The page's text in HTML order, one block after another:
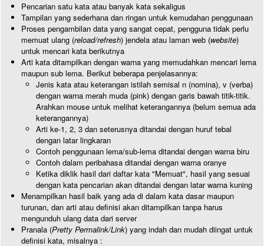
Pencarian satu kata atau banyak kata sekaligus
Tampilan yang sederhana dan ringan untuk kemudahan penggunaan
Proses pengambilan data yang sangat cepat, pengguna tidak perlu
memuat ulang (reload/refresh) jendela atau laman web (website)
untuk mencari kata berikutnya
Arti kata ditampilkan dengan warna yang memudahkan mencari lema
maupun sub lema. Berikut beberapa penjelasannya:
Jenis kata atau keterangan istilah semisal n (nomina), v (verba)
dengan warna merah muda (pink) dengan garis bawah titik-titik.
Arahkan mouse untuk melihat keterangannya (belum semua ada
keterangannya)
Arti ke-1, 2, 3 dan seterusnya ditandai dengan huruf tebal
dengan latar lingkaran
Contoh penggunaan lema/sub-lema ditandai dengan warna biru
Contoh dalam peribahasa ditandai dengan warna oranye
Ketika diklik hasil dari daftar kata "Memuat", hasil yang sesuai
dengan kata pencarian akan ditandai dengan latar warna kuning
Menampilkan hasil baik yang ada di dalam kata dasar maupun
turunan, dan arti atau definisi akan ditampilkan tanpa harus
mengunduh ulang data dari server
Pranala (Pretty Permalink/Link) yang indah dan mudah diingat untuk
definisi kata, misalnya :